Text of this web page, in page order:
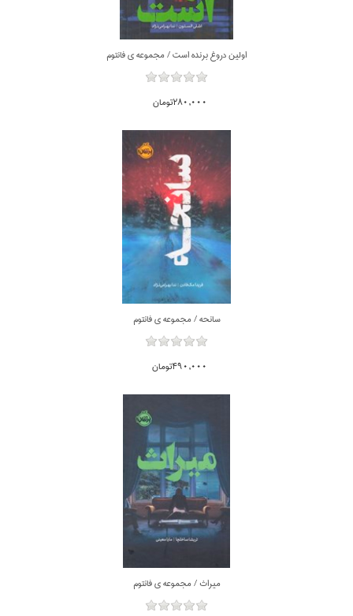
اولين دروغ برنده است / مجموعه ي فانتوم
280,000تومان
سانحه / مجموعه ي فانتوم
490,000تومان
ميراث / مجموعه ي فانتوم